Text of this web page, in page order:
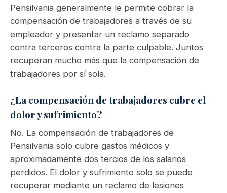
Pensilvania generalmente le permite cobrar la
compensación de trabajadores a través de su
empleador y presentar un reclamo separado
contra terceros contra la parte culpable. Juntos
recuperan mucho más que la compensación de
trabajadores por sí sola.
¿La compensación de trabajadores cubre el
dolor y sufrimiento?
No. La compensación de trabajadores de
Pensilvania solo cubre gastos médicos y
aproximadamente dos tercios de los salarios
perdidos. El dolor y sufrimiento solo se puede
recuperar mediante un reclamo de lesiones